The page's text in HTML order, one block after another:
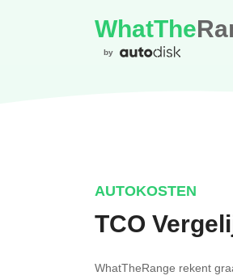
WhatThe
by
AUTOKOSTEN
TCO
WhatTheRange rekent